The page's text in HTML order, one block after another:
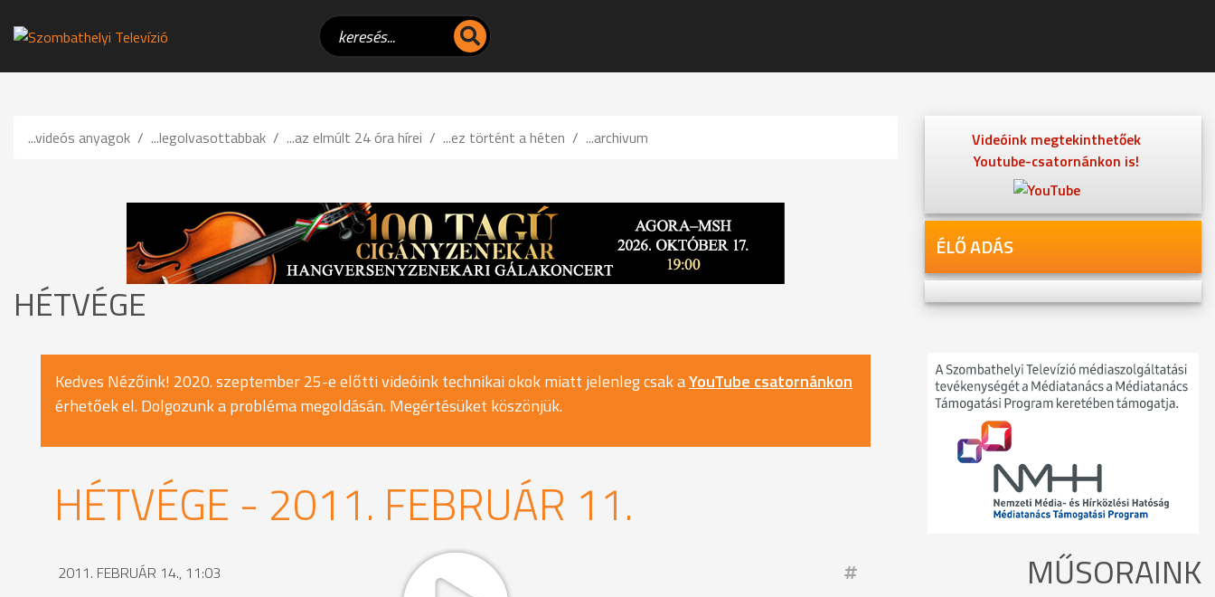
...videós anyagok ...legolvasottabbak ...az elmúlt 24 óra hírei ...ez történt a héten ...archivum
HÉTVÉGE
Kedves Nézőink! 2020. szeptember 25-e előtti videóink technikai okok miatt jelenleg csak aYouTube csatornánkon
érhetőek el. Dolgozunk a probléma megoldásán. Megértésüket köszönjük.
HÉTVÉGE - 2011. FEBRUÁR 11.
2011. FEBRUÁR 14., 11:03
Videóink megtekinthetőek
Youtube-csatornánkon is!
ÉLŐ ADÁS
MŰSORAINK